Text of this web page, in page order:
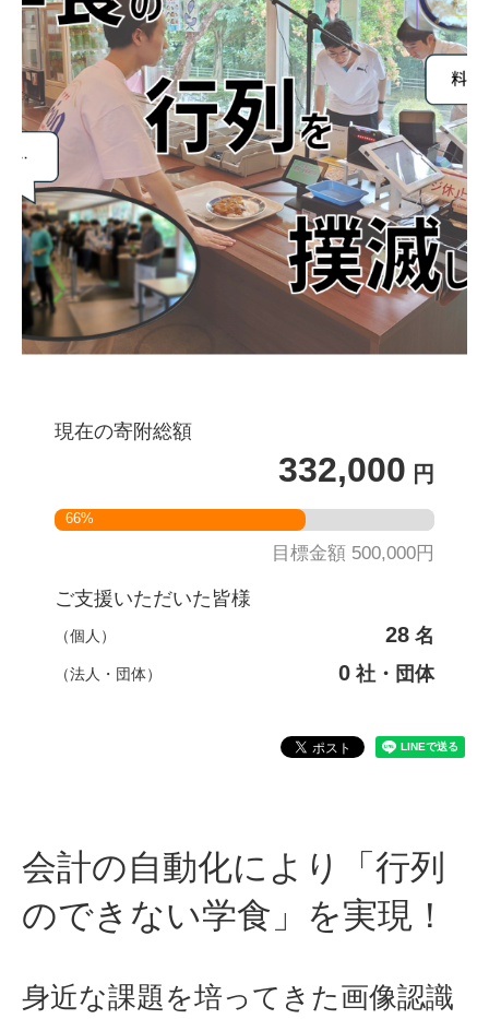
現在の寄附総額
332,000 円
66%
目標金額 500,000円
ご支援いただいた皆様
（個人） 28 名
（法人・団体） 0 社・団体
会計の自動化により「行列
のできない学食」を実現！
身近な課題を培ってきた画像認識